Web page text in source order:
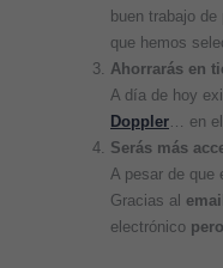
buen trabajo
que hemos
Ahorrarás en
A día de hoy
Doppler… en el
Serás más
A pesar de que
Gracias al
electrónico